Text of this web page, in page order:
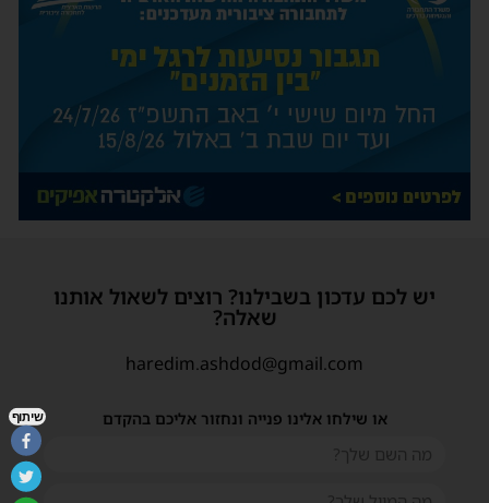
יש לכם עדכון בשבילנו? רוצים לשאול אותנו
שאלה?
haredim.ashdod@gmail.com
או שילחו אלינו פנייה ונחזור אליכם בהקדם שיתוף